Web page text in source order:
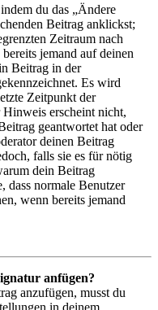
du das „Ändere
Beitrag anklickst;
Zeitraum nach
jemand auf deinen
Beitrag in der
Es wird
Zeitpunkt der
erscheint nicht,
geantwortet hat oder
deinen Beitrag
falls sie es für nötig
dein Beitrag
dass normale Benutzer
wenn bereits jemand
anfügen?
anzufügen, musst du